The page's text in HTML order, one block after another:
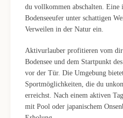
du vollkommen abschalten. Eine
Bodenseeufer unter schattigen
Verweilen in der Natur ein.
Aktivurlauber profitieren vom
Bodensee und dem Startpunkt
vor der Tür. Die Umgebung
Sportmöglichkeiten, die du
erreichst. Nach einem aktiven
mit Pool oder japanischem